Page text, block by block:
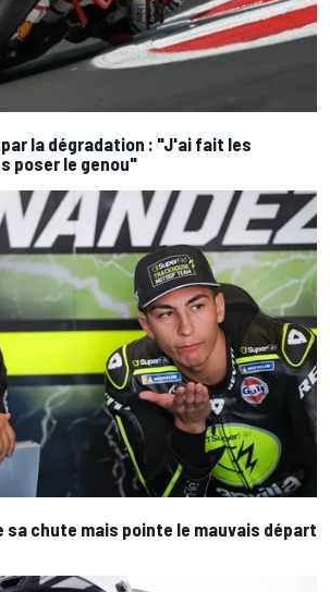
la dégradation : "J'ai fait les
poser le genou"
sa chute mais pointe le mauvais départ